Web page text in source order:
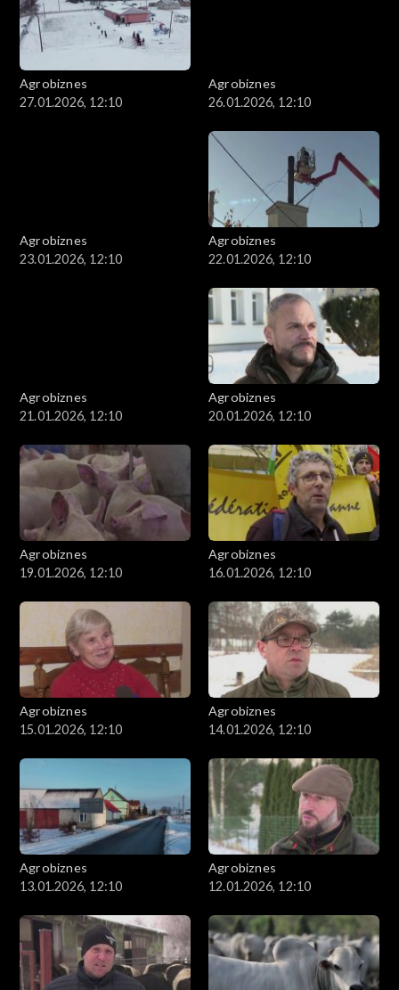
Agrobiznes
27.01.2026, 12:10
Agrobiznes
26.01.2026, 12:10
Agrobiznes
23.01.2026, 12:10
Agrobiznes
22.01.2026, 12:10
Agrobiznes
21.01.2026, 12:10
Agrobiznes
20.01.2026, 12:10
Agrobiznes
19.01.2026, 12:10
Agrobiznes
16.01.2026, 12:10
Agrobiznes
15.01.2026, 12:10
Agrobiznes
14.01.2026, 12:10
Agrobiznes
13.01.2026, 12:10
Agrobiznes
12.01.2026, 12:10